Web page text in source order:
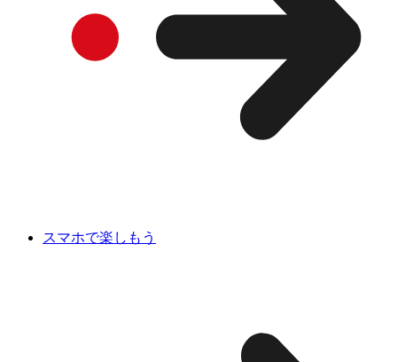
スマホで楽しもう